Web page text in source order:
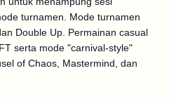
turnamen. Mode turnamen
Double Up. Permainan casual
serta mode "carnival-style"
of Chaos, Mastermind, dan